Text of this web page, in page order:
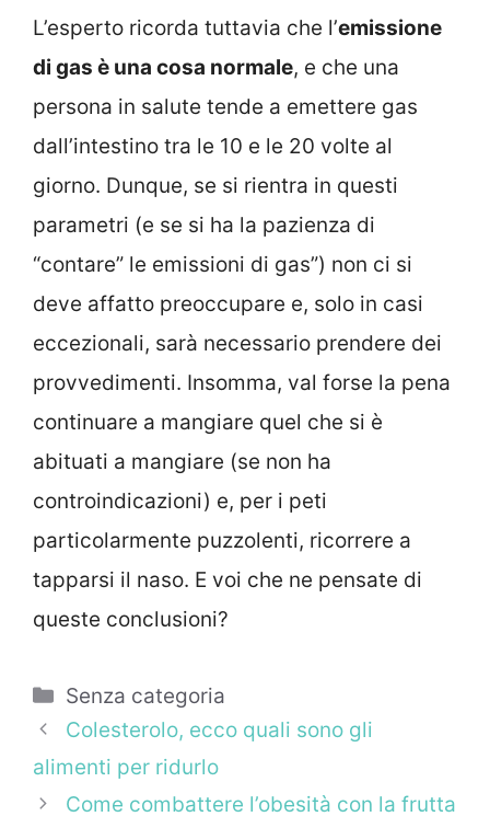
L’esperto ricorda tuttavia che l’emissione
di gas è una cosa normale, e che una
persona in salute tende a emettere gas
dall’intestino tra le 10 e le 20 volte al
giorno. Dunque, se si rientra in questi
parametri (e se si ha la pazienza di
“contare” le emissioni di gas”) non ci si
deve affatto preoccupare e, solo in casi
eccezionali, sarà necessario prendere dei
provvedimenti. Insomma, val forse la pena
continuare a mangiare quel che si è
abituati a mangiare (se non ha
controindicazioni) e, per i peti
particolarmente puzzolenti, ricorrere a
tapparsi il naso. E voi che ne pensate di
queste conclusioni?
Categorie
Senza categoria
Colesterolo, ecco quali sono gli
alimenti per ridurlo
Come combattere l’obesità con la frutta